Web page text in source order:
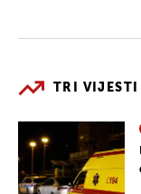
TRI VIJESTI